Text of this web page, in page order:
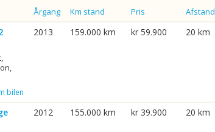
Årgang Km stand Pris Afstand
bilen
2013 159.000 km kr 59.900 20 km
2012 155.000 km kr 39.900 20 km